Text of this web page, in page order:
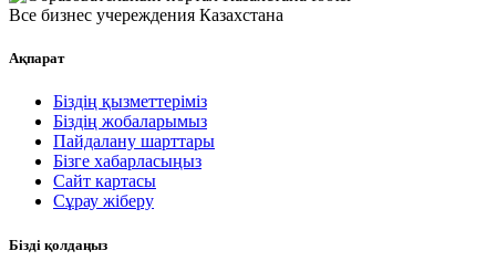
Все бизнес учереждения Казахстана
Ақпарат
Біздің қызметтеріміз
Біздің жобаларымыз
Пайдалану шарттары
Бізге хабарласыңыз
Сайт картасы
Сұрау жіберу
Бізді қолдаңыз